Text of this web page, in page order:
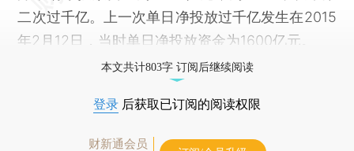
二次过千亿。上一次单日净投放过千亿发生在2015
年2月12日，当时单日净投放资金为1600亿元。
本文共计803字 订阅后继续阅读
登录 后获取已订阅的阅读权限
财新通会员